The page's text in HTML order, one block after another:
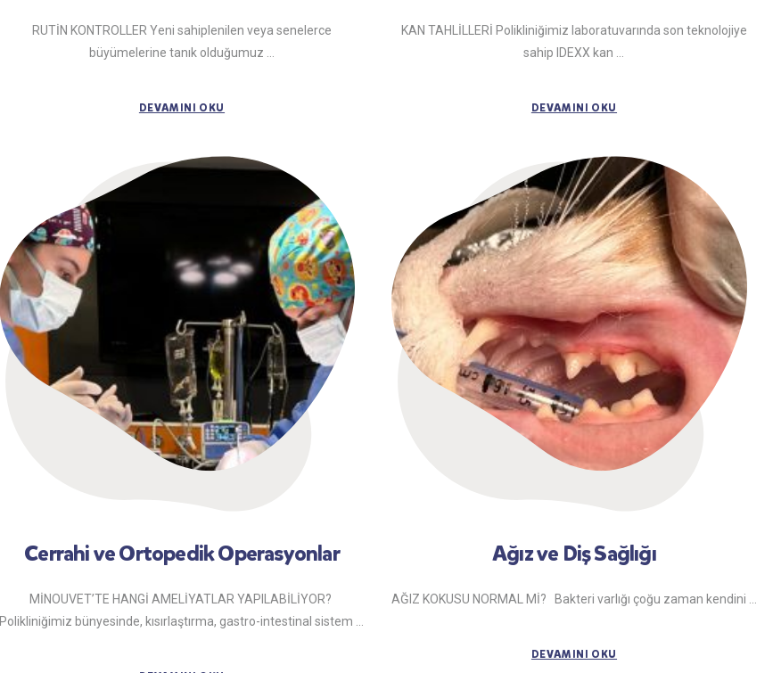
RUTİN KONTROLLER Yeni sahiplenilen veya senelerce
büyümelerine tanık olduğumuz ...
DEVAMINI OKU
KAN TAHLİLLERİ Polikliniğimiz laboratuvarında son teknolojiye
sahip IDEXX kan ...
DEVAMINI OKU
Cerrahi ve Ortopedik Operasyonlar
MİNOUVET’TE HANGİ AMELİYATLAR YAPILABİLİYOR?
Polikliniğimiz bünyesinde, kısırlaştırma, gastro-intestinal sistem ...
Ağız ve Diş Sağlığı
AĞIZ KOKUSU NORMAL Mİ? Bakteri varlığı çoğu zaman kendini ...
DEVAMINI OKU